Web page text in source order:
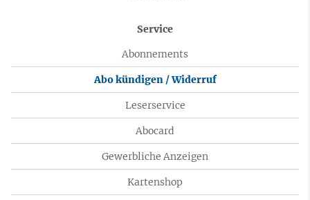
Service
Abonnements
Abo kündigen / Widerruf
Leserservice
Abocard
Gewerbliche Anzeigen
Kartenshop